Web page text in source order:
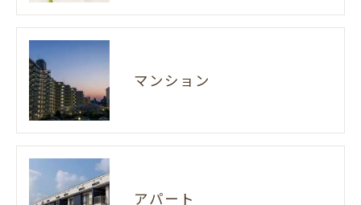
マンション
アパート